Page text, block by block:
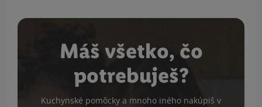
Máš všetko, čo
potrebuješ?
Kuchynské pomôcky a mnoho iného nakúpiš v